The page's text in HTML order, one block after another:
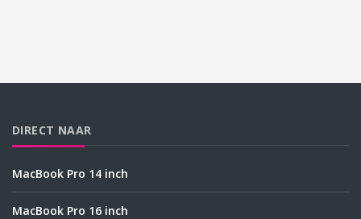
DIRECT NAAR
MacBook Pro 14 inch
MacBook Pro 16 inch